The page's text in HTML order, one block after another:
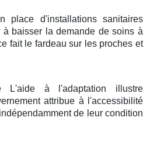
place d'installations sanitaires
à baisser la demande de soins à
fait le fardeau sur les proches et
L'aide à l'adaptation illustre
attribue à l'accessibilité
de leur condition